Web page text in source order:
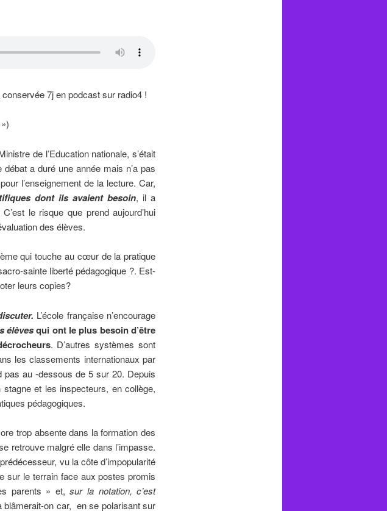
7j en podcast sur radio4 !
)
de l’Education nationale, s’était
a duré une année mais n’a pas
l’enseignement de la lecture. Car,
dont ils avaient besoin, il a
C’est le risque que prend aujourd’hui
des élèves.
qui touche au cœur de la pratique
sainte liberté pédagogique ?. Est-
leurs copies?
L’école française n’encourage
élèvesqui ont le plus besoin d’être
. D’autres systèmes sont
les classements internationaux par
au -dessous de 5 sur 20. Depuis
stagne et les inspecteurs, en collège,
pédagogiques.
trop absente dans la formation des
retrouve malgré elle dans l’impasse.
vu la côte d’impopularité
sur le terrain face aux postes promis
parents » et,sur la notation, c’est
blâmerait-on car, en se polarisant sur